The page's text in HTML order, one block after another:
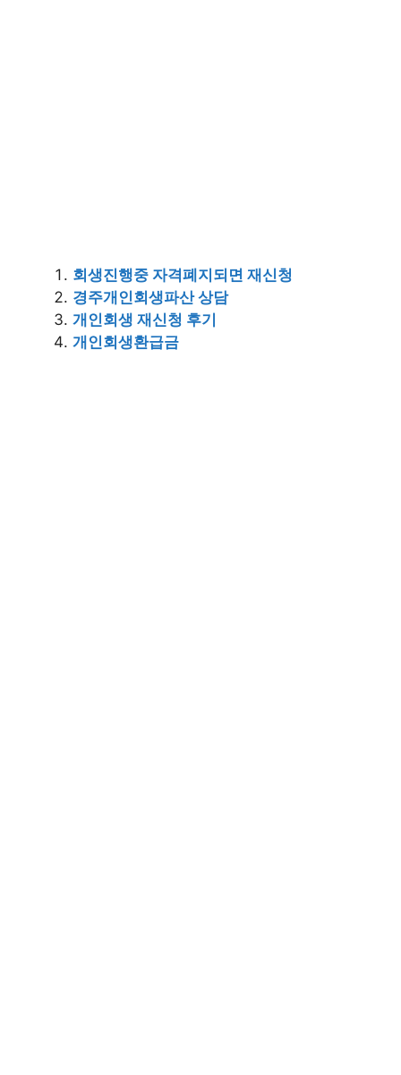
회생진행중 자격폐지되면 재신청
경주개인회생파산 상담
개인회생 재신청 후기
개인회생환급금